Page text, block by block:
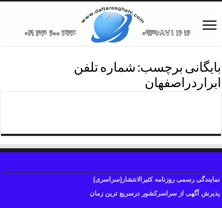
بایگانی برچسب: شماره تلفن
ابراردراصفهان
نمایندگی رسمی روزنامه کثیرالانتشار(سراسری)
پذیرش آگهی از سراسرکشور درسریع ترین زمان